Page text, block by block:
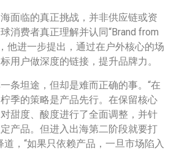
面临的真正挑战，并非供应链或资
消费者真正理解并认同“Brand from
他进一步提出，通过在户外核心的场
用户做深度的链接，提升品牌力。
条坦途，但却是难而正确的事。“在
季的策略是产品先行。在保留核心
甜度、酸度进行了全面调整，并针
产品。但进入出海第二阶段就要打
，“如果只依赖产品，一旦市场陷入